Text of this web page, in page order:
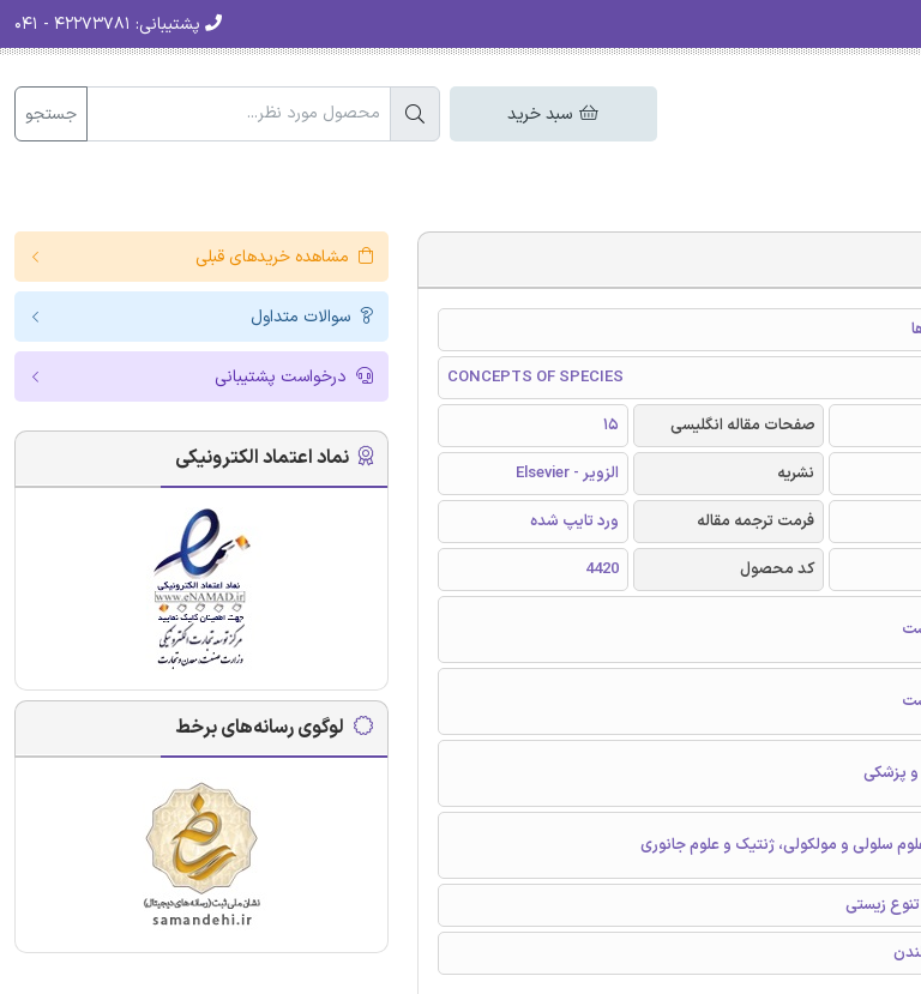
پشتیبانی:
سبد خرید جستجو
CONCEPTS OF SPECIES
صفحات مقاله انگلیسی
15
نشریه
الزویر - Elsevier
فرمت ترجمه مقاله
ورد تایپ شده
کد محصول
4420
پزشکی
سلولی و مولکولی، ژنتیک و علوم جانوری
تنوع زیستی
مشاهده خریدهای قبلی
سوالات متداول
درخواست پشتیبانی
نماد اعتماد الکترونیکی
لوگوی رسانه‌های برخط